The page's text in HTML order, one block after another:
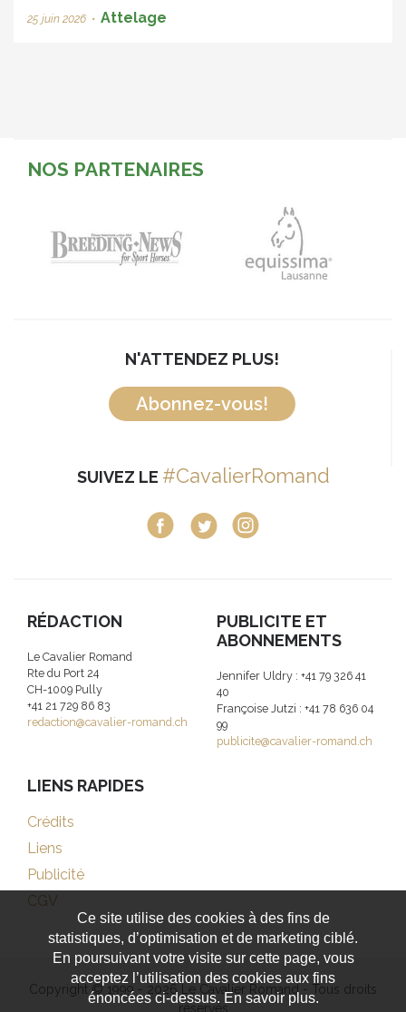
25 juin 2026 • Attelage
NOS PARTENAIRES
N'ATTENDEZ PLUS!
Abonnez-vous!
SUIVEZ LE #CavalierRomand
RÉDACTION
Le Cavalier Romand
Rte du Port 24
CH-1009 Pully
+41 21 729 86 83
redaction@cavalier-romand.ch
PUBLICITE ET
ABONNEMENTS
Jennifer Uldry : +41 79 326 41
40
Françoise Jutzi : +41 78 636 04
99
publicite@cavalier-romand.ch
LIENS RAPIDES
Crédits
Liens
Publicité
CGV
Copyright © 1999 - 2026 Le Cavalier Romand - Tous droits
réservés
Ce site utilise des cookies à des fins de
statistiques, d’optimisation et de marketing ciblé.
En poursuivant votre visite sur cette page, vous
acceptez l’utilisation des cookies aux fins
énoncées ci-dessus. En savoir plus.